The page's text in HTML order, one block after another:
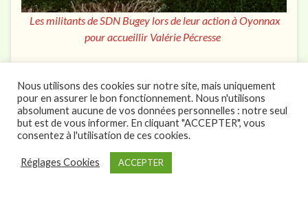
Les militants de SDN Bugey lors de leur action à Oyonnax
pour accueillir Valérie Pécresse
occasio
n, SDN
Bugey
rappell
malgré
Nous utilisons des cookies sur notre site, mais uniquement
pour en assurer le bon fonctionnement. Nous n'utilisons
absolument aucune de vos données personnelles : notre seul
but est de vous informer. En cliquant "ACCEPTER", vous
consentez à l'utilisation de ces cookies.
Réglages Cookies ACCEPTER